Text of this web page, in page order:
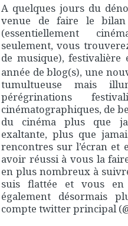
A quelques jours du
venue de faire le
(essentiellement
seulement, vous
de musique),
année de blog(s), une
tumultueuse mais
pérégrinations
cinématographiques, de
du cinéma plus que
exaltante, plus que
rencontres sur l’écran et
avoir réussi à vous la
en plus nombreux à
suis flattée et vous en
également désormais
compte twitter principal